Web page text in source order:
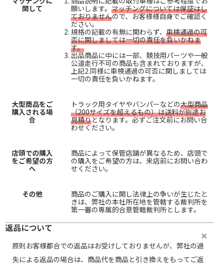
関して
願いします。 マッチングについては保証はし
ておりませんので、お客様様自身でご確認く
ださい。
規格の記載の有無に関わらず、 車検通過の可
否に関しましては一切の責任を負いかねま
す。
出品商品に中には一部、競技用パーツや一般
公道走行不可の商品も含まれておりますが、
上記2.同様に車検通過の可否に関しましては
一切の責任を負いかねます。
大型商品をご
購入される場
合
トラック用タイヤやバンパーなどの大型商品
（200サイズを超えるもの）は送料が別途お
見積りとなります。必ずご注文前にお問い合
わせください。
店頭での購入
をご希望の方
へ
商品によって保管店舗が異なるため、店頭で
の購入をご希望の方は、来店前にお問い合わ
せください。
その他
商品のご購入に関し法律上の争いが生じたと
きは、弊社の本社所在地を管轄する裁判所を
第一審の専属的合意管轄裁判所とします。
返品について
原則お客様都合での返品はお受けしておりませんが、弊社の過
失による返品の場合は、商品代を商品と引き換えをもってご返